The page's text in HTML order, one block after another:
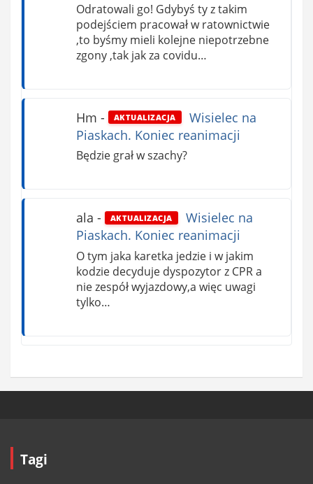
Odratowali go! Gdybyś ty z takim
podejściem pracował w ratownictwie
,to byśmy mieli kolejne niepotrzebne
zgony ,tak jak za covidu…
Hm - AKTUALIZACJA
Wisielec na
Piaskach. Koniec reanimacji
Będzie grał w szachy?
ala - AKTUALIZACJA
Wisielec na
Piaskach. Koniec reanimacji
O tym jaka karetka jedzie i w jakim
kodzie decyduje dyspozytor z CPR a
nie zespół wyjazdowy,a więc uwagi
tylko…
Tagi